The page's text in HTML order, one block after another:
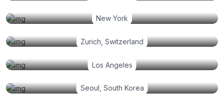
New York
Zurich, Switzerland
Los Angeles
Seoul, South Korea